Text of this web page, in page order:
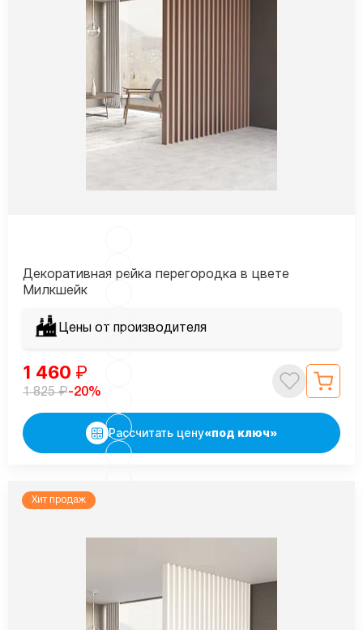
Декоративная рейка перегородка в цвете
Милкшейк
Цены от производителя
1 460 ₽
1 825₽-20%
Рассчитать цену«под ключ»
Хит продаж